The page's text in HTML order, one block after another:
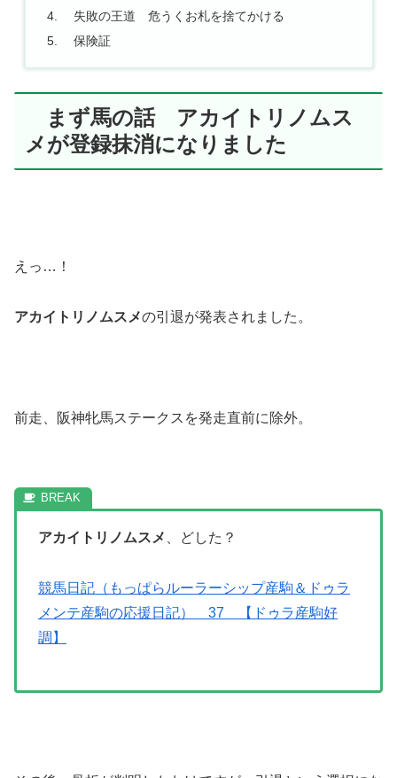
失敗の王道 危うくお札を捨てかける
保険証
まず馬の話 アカイトリノムス
メが登録抹消になりました
えっ…！
アカイトリノムスメの引退が発表されました。
前走、阪神牝馬ステークスを発走直前に除外。
アカイトリノムスメ 、どした？
競馬日記（もっぱらルーラーシップ産駒＆ドゥラ
メンテ産駒の応援日記） 37 【ドゥラ産駒好
調】